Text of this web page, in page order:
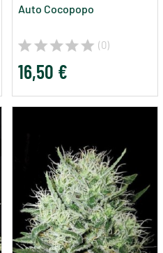
Auto Cocopopo
(0)
16,50 €